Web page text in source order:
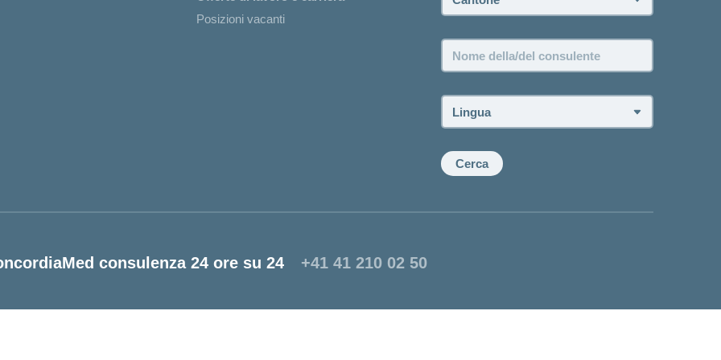
Posizioni vacanti
Nome
della/del
Lingua:
Cerca
consulenza 24 ore su 24 +41 41 210 02 50